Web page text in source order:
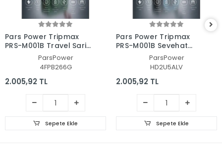
Pars Power Tripmax
PRS-M001B Travel Şarj
aleti (Yeşil)ParsPower
4FPB266G
2.005,92 TL
Sepete Ekle
Pars Power Tripmax
PRS-M001B Seyehat
Şarj aleti (Beyaz)
ParsPower
HD2U5ALV
2.005,92 TL
Sepete Ekle